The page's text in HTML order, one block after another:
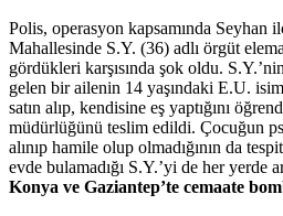
Polis, operasyon kapsamında Seyhan
Mahallesinde S.Y. (36) adlı örgüt
gördükleri karşısında şok oldu.
gelen bir ailenin 14 yaşındaki E.U.
satın alıp, kendisine eş yaptığını
müdürlüğünü teslim edildi. Çocuğun
alınıp hamile olup olmadığının da
evde bulamadığı S.Y.’yi de her yerde
Konya ve Gaziantep’te cemaate